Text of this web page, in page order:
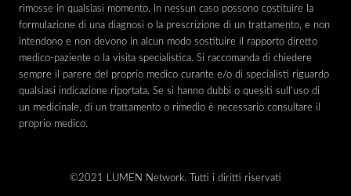
rimosse in qualsiasi momento. In nessun caso possono costituire la
formulazione di una diagnosi o la prescrizione di un trattamento, e non
intendono e non devono in alcun modo sostituire il rapporto diretto
medico-paziente o la visita specialistica. Si raccomanda di chiedere
sempre il parere del proprio medico curante e/o di specialisti riguardo
qualsiasi indicazione riportata. Se si hanno dubbi o quesiti sull’uso di
un medicinale, di un trattamento o rimedio è necessario consultare il
proprio medico.
©2021 LUMEN Network. Tutti i diritti riservati